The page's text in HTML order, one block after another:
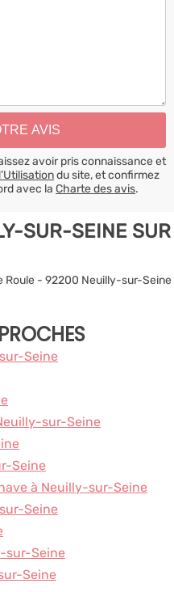
avoir pris connaissance et
du site, et confirmez
avec la Charte des avis.
SUR-SEINE SUR
Roule - 92200 Neuilly-sur-Seine
Seine
sur-Seine
Seine
à Neuilly-sur-Seine
Seine
sur-Seine
Seine